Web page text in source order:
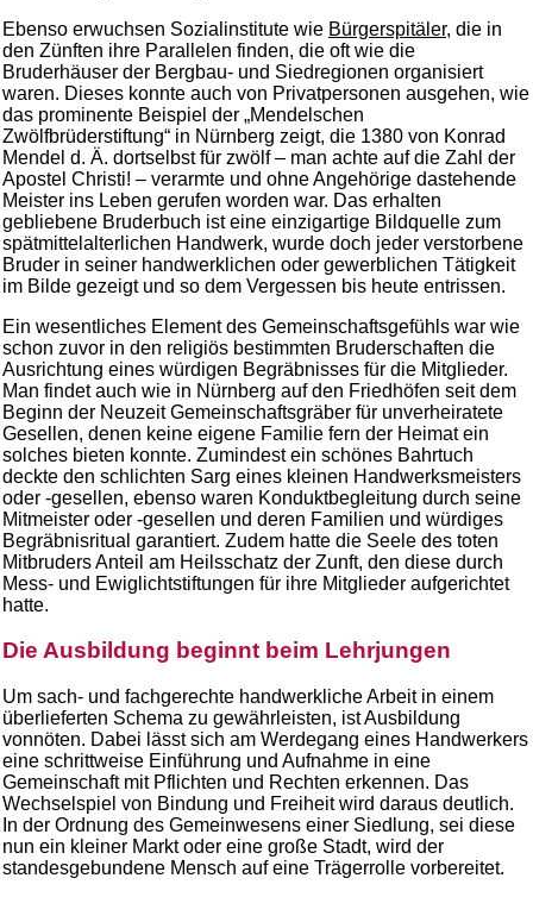
Ebenso erwuchsen Sozialinstitute wie Bürgerspitäler, die in
den Zünften ihre Parallelen finden, die oft wie die
Bruderhäuser der Bergbau- und Siedregionen organisiert
waren. Dieses konnte auch von Privatpersonen ausgehen, wie
das prominente Beispiel der „Mendelschen
Zwölfbrüderstiftung“ in Nürnberg zeigt, die 1380 von Konrad
Mendel d. Ä. dortselbst für zwölf – man achte auf die Zahl der
Apostel Christi! – verarmte und ohne Angehörige dastehende
Meister ins Leben gerufen worden war. Das erhalten
gebliebene Bruderbuch ist eine einzigartige Bildquelle zum
spätmittelalterlichen Handwerk, wurde doch jeder verstorbene
Bruder in seiner handwerklichen oder gewerblichen Tätigkeit
im Bilde gezeigt und so dem Vergessen bis heute entrissen.
Ein wesentliches Element des Gemeinschaftsgefühls war wie
schon zuvor in den religiös bestimmten Bruderschaften die
Ausrichtung eines würdigen Begräbnisses für die Mitglieder.
Man findet auch wie in Nürnberg auf den Friedhöfen seit dem
Beginn der Neuzeit Gemeinschaftsgräber für unverheiratete
Gesellen, denen keine eigene Familie fern der Heimat ein
solches bieten konnte. Zumindest ein schönes Bahrtuch
deckte den schlichten Sarg eines kleinen Handwerksmeisters
oder -gesellen, ebenso waren Konduktbegleitung durch seine
Mitmeister oder -gesellen und deren Familien und würdiges
Begräbnisritual garantiert. Zudem hatte die Seele des toten
Mitbruders Anteil am Heilsschatz der Zunft, den diese durch
Mess- und Ewiglichtstiftungen für ihre Mitglieder aufgerichtet
hatte.
Die Ausbildung beginnt beim Lehrjungen
Um sach- und fachgerechte handwerkliche Arbeit in einem
überlieferten Schema zu gewährleisten, ist Ausbildung
vonnöten. Dabei lässt sich am Werdegang eines Handwerkers
eine schrittweise Einführung und Aufnahme in eine
Gemeinschaft mit Pflichten und Rechten erkennen. Das
Wechselspiel von Bindung und Freiheit wird daraus deutlich.
In der Ordnung des Gemeinwesens einer Siedlung, sei diese
nun ein kleiner Markt oder eine große Stadt, wird der
standesgebundene Mensch auf eine Trägerrolle vorbereitet.